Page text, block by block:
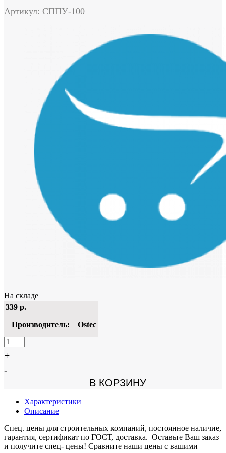
Артикул: СППУ-100
На складе
339 р.
Производитель:
Ostec
+
-
В КОРЗИНУ
Характеристики
Описание
Спец. цены для строительных компаний, постоянное наличие,
гарантия, сертификат по ГОСТ, доставка. Оставьте Ваш заказ
и получите спец- цены! Сравните наши цены с вашими